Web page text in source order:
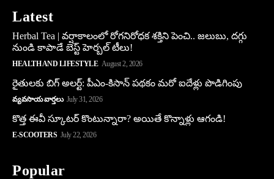
Latest
Herbal Tea | వర్షాకాలంలో రోగనిరోధక శక్తిని పెంచి.. జలుబు, దగ్గు
నుండి కాపాడే బెస్ట్ హెర్బల్ టీలు!
HEALTH AND LIFESTYLE August 2, 2026
రైతులకు బిగ్ అలర్ట్: పీఎం-కిసాన్ పథకం మరో ఐదేళ్లు పొడిగింపు
వ్యవసాయ వార్తలు July 31, 2026
కొత్త ఈవీ స్కూట‌ర్ కొంటున్నారా? అయితే కొన్నాళ్లు ఆగండి!
E-SCOOTERS July 22, 2026
Popular